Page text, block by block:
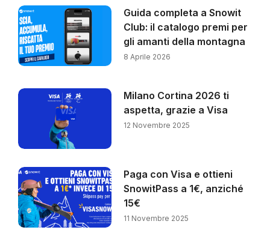
Guida completa a Snowit
Club: il catalogo premi per
gli amanti della montagna
8 Aprile 2026
Milano Cortina 2026 ti
aspetta, grazie a Visa
12 Novembre 2025
Paga con Visa e ottieni
SnowitPass a 1€, anziché
15€
11 Novembre 2025